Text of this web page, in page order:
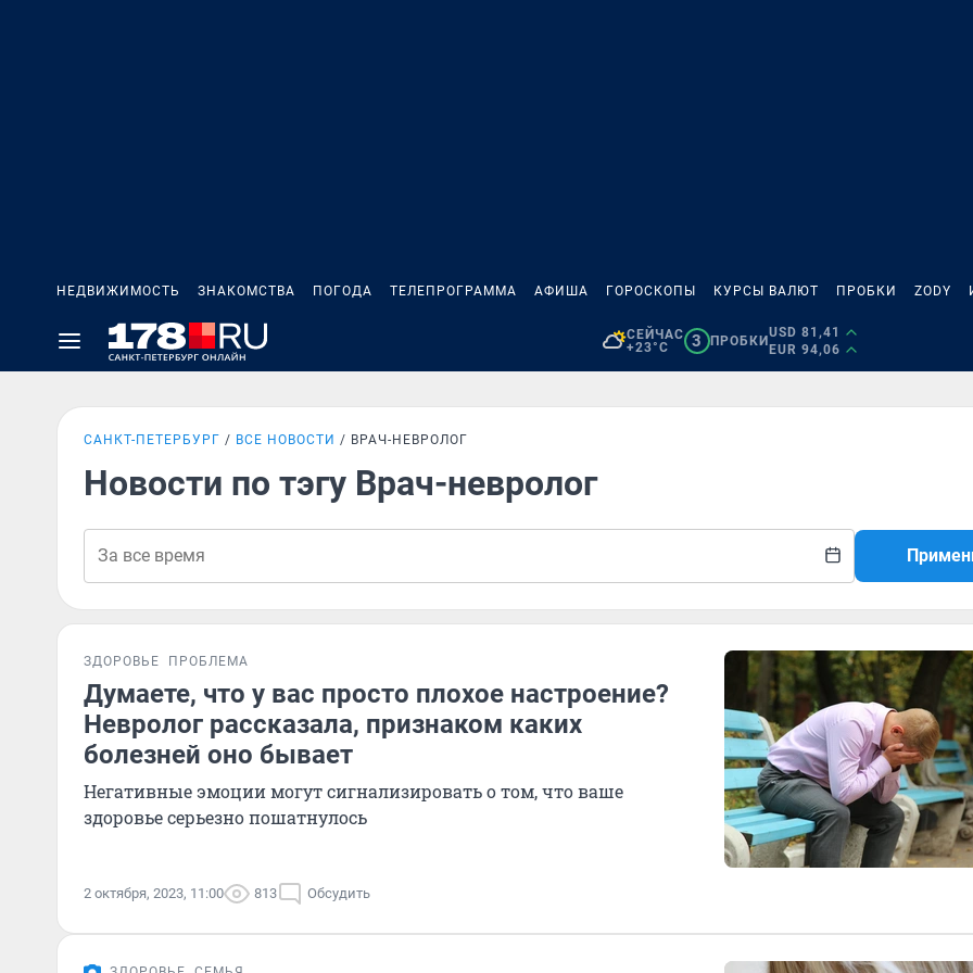
НЕДВИЖИМОСТЬ ЗНАКОМСТВА ПОГОДА ТЕЛЕПРОГРАММА АФИША ГОРОСКОПЫ КУРСЫ ВАЛЮТ ПРОБКИ ZODY
СЕЙЧАС
+23°C
3 ПРОБКИ
USD 81,41
EUR 94,06
САНКТ-ПЕТЕРБУРГ ВСЕ НОВОСТИ ВРАЧ-НЕВРОЛОГ
Новости по тэгу Врач-невролог
ЗДОРОВЬЕ ПРОБЛЕМА
Думаете, что у вас просто плохое настроение?
Невролог рассказала, признаком каких
болезней оно бывает
Негативные эмоции могут сигнализировать о том, что ваше
здоровье серьезно пошатнулось
2 октября, 2023, 11:00 813 Обсудить